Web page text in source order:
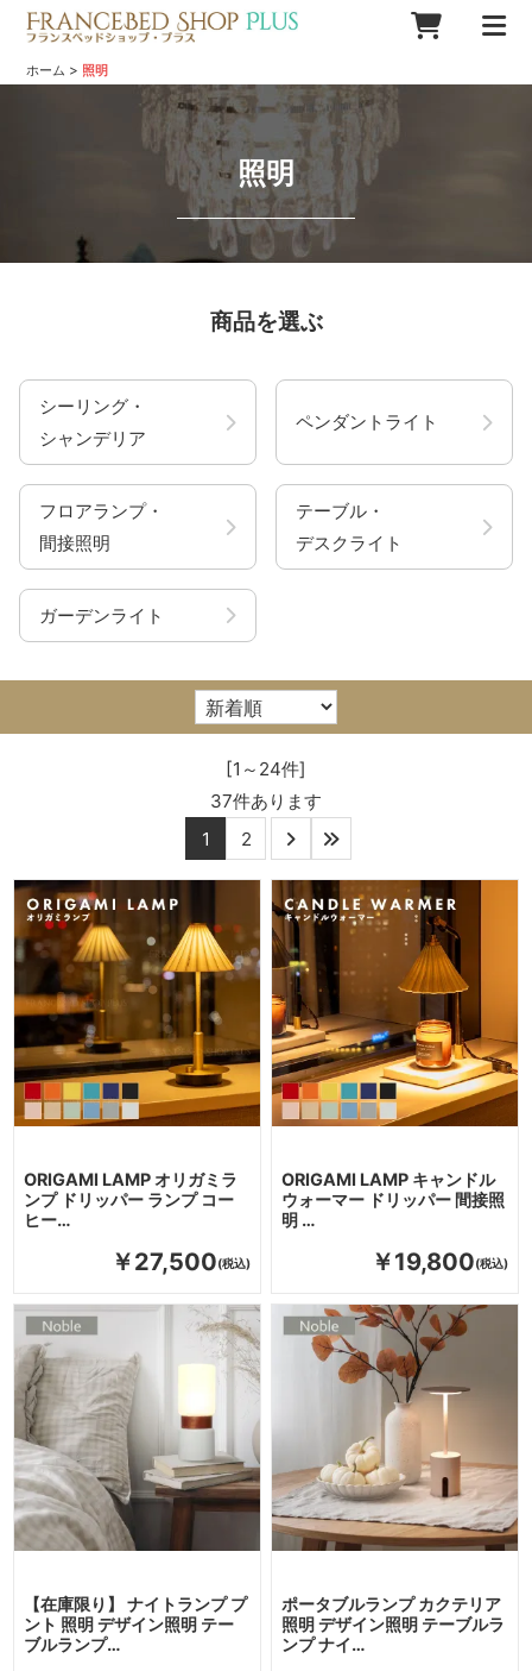
ホーム > 照明
照明
商品を選ぶ
シーリング・
シャンデリア
ペンダントライト
フロアランプ・
間接照明
テーブル・
デスクライト
ガーデンライト
[1～24件]
37件あります
1
2
ORIGAMI LAMP オリガミラ
ンプ ドリッパー ランプ コー
ヒー…
￥27,500
ORIGAMI LAMP キャンドル
ウォーマー ドリッパー 間接照
明 …
￥19,800
【在庫限り】 ナイトランプ プ
ント 照明 デザイン照明 テー
ブルランプ…
ポータブルランプ カクテリア
照明 デザイン照明 テーブルラ
ンプ ナイ…